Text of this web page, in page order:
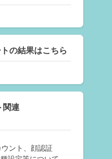
の結果はこちら
関連
ント、顔認証